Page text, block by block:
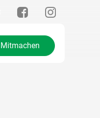
Mitmachen